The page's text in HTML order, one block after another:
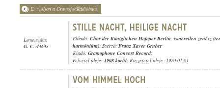
Ez szóljon a GramofonRádióban!
Lemezszám:
G. C.-44645
Előadó: Chor der Königlichen Hofoper Berlin, ismeretlen zenész
harmónium); Szerző: Franz Xaver Gruber
Kiadó: Gramophone Concert Record;
Felvétel ideje: 1908 körül; Közzététel ideje: 1970-01-01